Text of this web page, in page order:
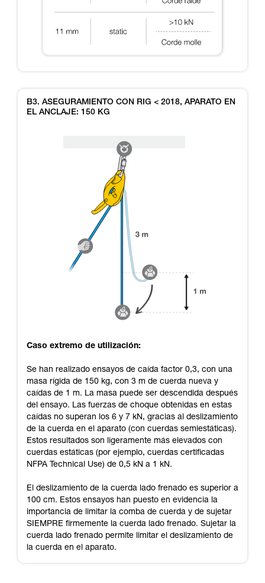
B3. ASEGURAMIENTO CON RIG < 2018, APARATO EN
EL ANCLAJE: 150 KG
Caso extremo de utilización:
Se han realizado ensayos de caída factor 0,3, con una
masa rígida de 150 kg, con 3 m de cuerda nueva y
caídas de 1 m. La masa puede ser descendida después
del ensayo. Las fuerzas de choque obtenidas en estas
caídas no superan los 6 y 7 kN, gracias al deslizamiento
de la cuerda en el aparato (con cuerdas semiestáticas).
Estos resultados son ligeramente más elevados con
cuerdas estáticas (por ejemplo, cuerdas certificadas
NFPA Technical Use) de 0,5 kN a 1 kN.
El deslizamiento de la cuerda lado frenado es superior a
100 cm. Estos ensayos han puesto en evidencia la
importancia de limitar la comba de cuerda y de sujetar
SIEMPRE firmemente la cuerda lado frenado. Sujetar la
cuerda lado frenado permite limitar el deslizamiento de
la cuerda en el aparato.